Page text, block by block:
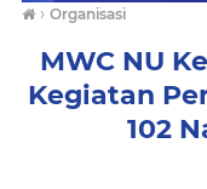
› Organisasi
MWC NU
Kegiatan
102